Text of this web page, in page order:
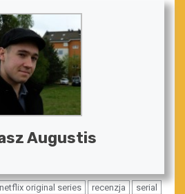
Augustis
netflix original series recenzja
serial